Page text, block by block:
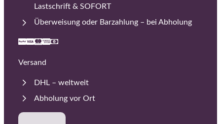
Lastschrift & SOFORT
Überweisung oder Barzahlung – bei Abholung
Versand
DHL – weltweit
Abholung vor Ort